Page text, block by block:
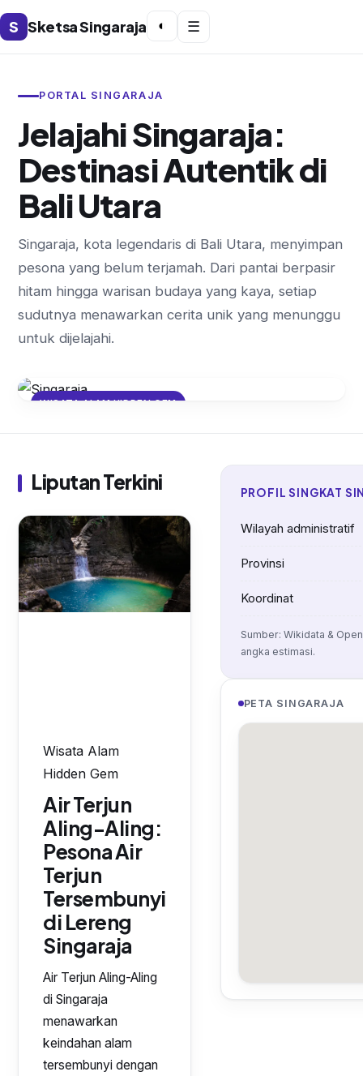
S Sketsa Singaraja ◐ ☰
PORTAL SINGARAJA
Jelajahi Singaraja:
Destinasi Autentik di
Bali Utara
Singaraja, kota legendaris di Bali Utara, menyimpan
pesona yang belum terjamah. Dari pantai berpasir
hitam hingga warisan budaya yang kaya, setiap
sudutnya menawarkan cerita unik yang menunggu
untuk dijelajahi.
WISATA ALAM HIDDEN GEM
Singaraja
Liputan Terkini
Wisata Alam
Hidden Gem
Air Terjun
Aling-Aling:
Pesona Air
Terjun
Tersembunyi
di Lereng
Singaraja
Air Terjun Aling-Aling
di Singaraja
menawarkan
keindahan alam
tersembunyi dengan
PROFIL SINGKAT
Wilayah administratif
Provinsi
Koordinat
Sumber: Wikidata &
angka estimasi.
PETA SINGARAJA